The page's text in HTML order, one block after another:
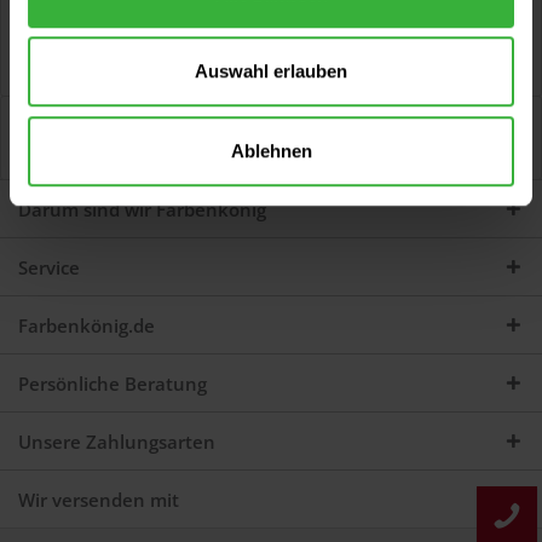
Auswahl erlauben
Ablehnen
Hitzefest Spray (Dunkelanthrazit) Zur Anwendung auf
Auspuffanlagen, Öfen und Grill usw....mehr
Bewertungen
0
Jetzt Bewertungen zum Artikel lesen...
Darum sind wir Farbenkönig
Service
Farbenkönig.de
Persönliche Beratung
Unsere Zahlungsarten
Wir versenden mit